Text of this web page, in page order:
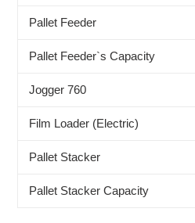
Pallet Feeder
Pallet Feeder`s Capacity
Jogger 760
Film Loader (Electric)
Pallet Stacker
Pallet Stacker Capacity